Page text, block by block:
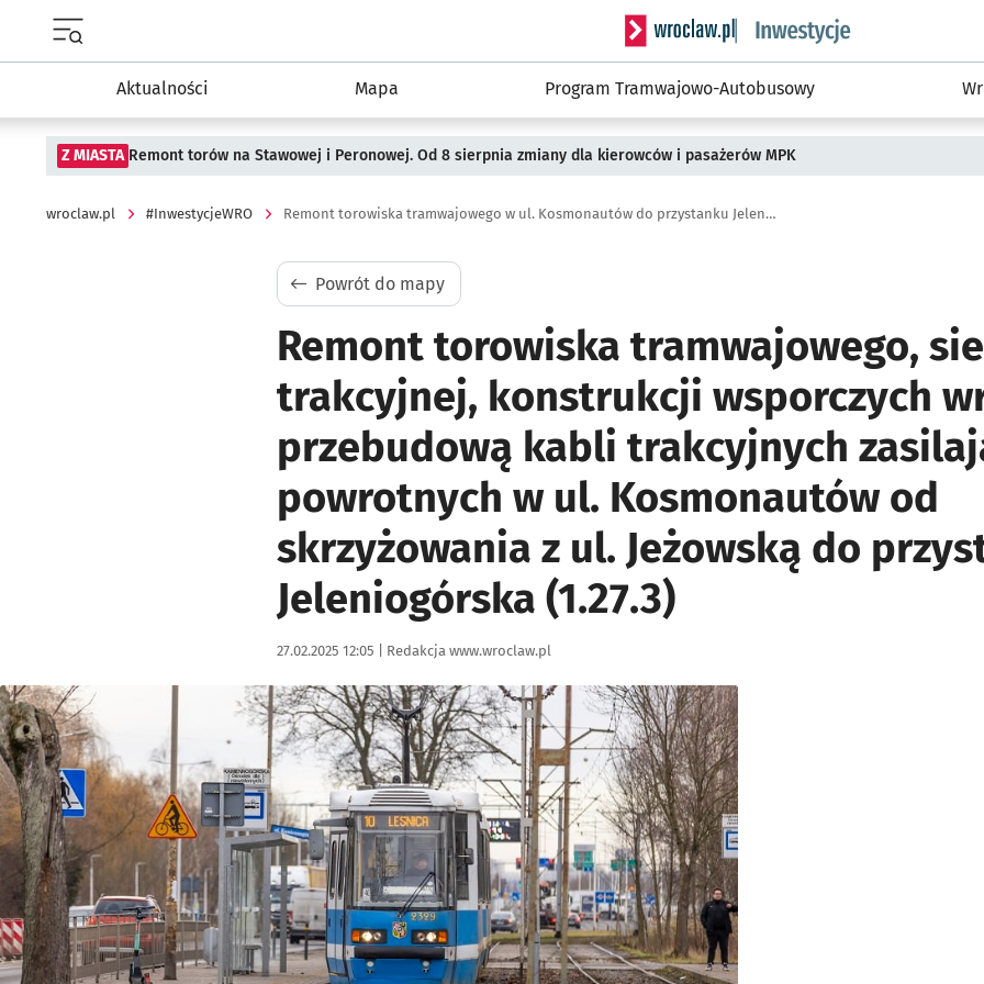
Serwis informacyjny wroclaw.pl podserwis:
Aktualności Mapa Program Tramwajowo-Autobusowy
Z MIASTA Remont torów na Stawowej i Peronowej. Od 8 sierpnia zmiany dla kierowców i pasażerów MPK
wroclaw.pl #InwestycjeWRO Remont torowiska tramwajowego w ul. Kosmonautów do przystanku Jeleniogórska
Powrót do mapy
Remont torowiska tramwajowego,
trakcyjnej, konstrukcji wsporczych
przebudową kabli trakcyjnych
powrotnych w ul. Kosmonautów od
skrzyżowania z ul. Jeżowską do
Jeleniogórska (1.27.3)
Data publikacji:
27.02.2025 12:05 | Autor:
Redakcja www.wroclaw.pl
Kliknij, aby powiększyć